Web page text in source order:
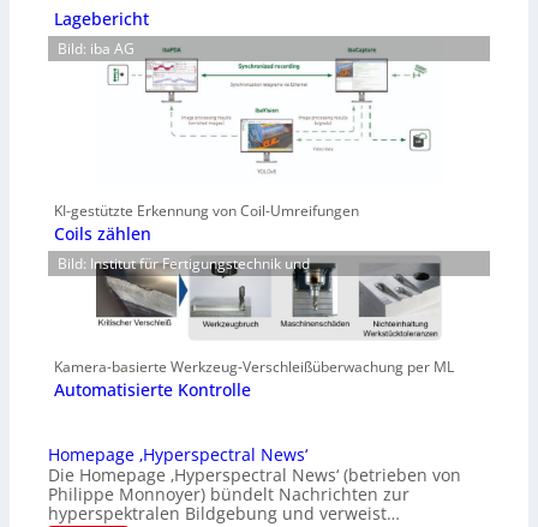
Lagebericht
Bild: iba AG
KI-gestützte Erkennung von Coil-Umreifungen
Coils zählen
Bild: Institut für Fertigungstechnik und
Kamera-basierte Werkzeug-Verschleißüberwachung per ML
Automatisierte Kontrolle
Homepage ‚Hyperspectral News‘
Die Homepage ‚Hyperspectral News‘ (betrieben von
Philippe Monnoyer) bündelt Nachrichten zur
hyperspektralen Bildgebung und verweist…